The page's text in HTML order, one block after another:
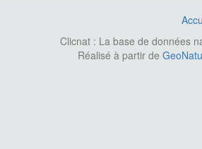
Clicnat : La base de données
Réalisé à partir de